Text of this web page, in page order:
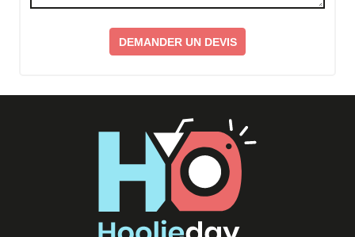
DEMANDER UN DEVIS